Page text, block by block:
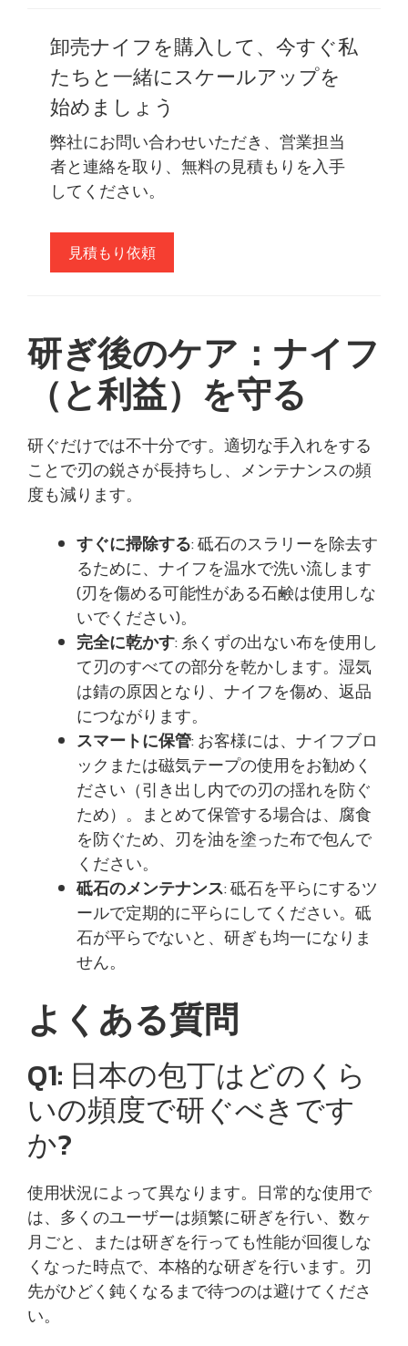
卸売ナイフを購入して、今すぐ私
たちと一緒にスケールアップを
始めましょう
弊社にお問い合わせいただき、営業担当
者と連絡を取り、無料の見積もりを入手
してください。
見積もり依頼
研ぎ後のケア：ナイフ
（と利益）を守る
研ぐだけでは不十分です。適切な手入れをする
ことで刃の鋭さが長持ちし、メンテナンスの頻
度も減ります。
すぐに掃除する: 砥石のスラリーを除去す
るために、ナイフを温水で洗い流します
(刃を傷める可能性がある石鹸は使用しな
いでください)。
完全に乾かす: 糸くずの出ない布を使用し
て刃のすべての部分を乾かします。湿気
は錆の原因となり、ナイフを傷め、返品
につながります。
スマートに保管: お客様には、ナイフブロ
ックまたは磁気テープの使用をお勧めく
ださい（引き出し内での刃の揺れを防ぐ
ため）。まとめて保管する場合は、腐食
を防ぐため、刃を油を塗った布で包んで
ください。
砥石のメンテナンス: 砥石を平らにするツ
ールで定期的に平らにしてください。砥
石が平らでないと、研ぎも均一になりま
せん。
よくある質問
Q1: 日本の包丁はどのくら
いの頻度で研ぐべきです
か?
使用状況によって異なります。日常的な使用で
は、多くのユーザーは頻繁に研ぎを行い、数ヶ
月ごと、または研ぎを行っても性能が回復しな
くなった時点で、本格的な研ぎを行います。刃
先がひどく鈍くなるまで待つのは避けてくださ
い。